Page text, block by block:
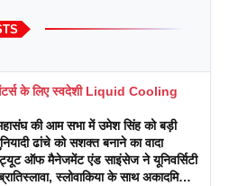
के लिए स्वदेशी Liquid Cooling
महासंघ की आम सभा में उमेश सिंह को बड़ी
ढांचे को सशक्त बनाने का वादा
ऑफ मैनेजमेंट एंड साइंसेज ने यूनिवर्सिटी
स्लोवाकिया के साथ अकादमिक